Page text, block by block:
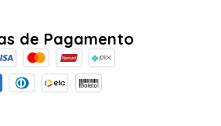
de Pagamento